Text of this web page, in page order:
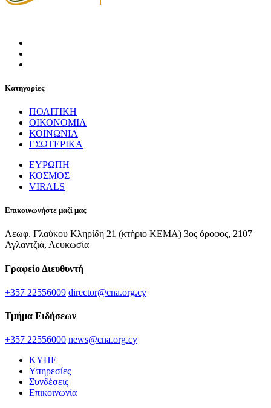
Κατηγορίες
ΠΟΛΙΤΙΚΗ
ΟΙΚΟΝΟΜΙΑ
ΚΟΙΝΩΝΙΑ
ΕΣΩΤΕΡΙΚΑ
ΕΥΡΩΠΗ
ΚΟΣΜΟΣ
VIRALS
Επικοινωνήστε μαζί μας
Λεωφ. Γλαύκου Κληρίδη 21 (κτήριο ΚΕΜΑ) 3ος όροφος, 2107
Αγλαντζιά, Λευκωσία
Γραφείο Διευθυντή
+357 22556009 director@cna.org.cy
Τμήμα Ειδήσεων
+357 22556000 news@cna.org.cy
ΚΥΠΕ
Υπηρεσίες
Συνδέσεις
Επικοινωνία